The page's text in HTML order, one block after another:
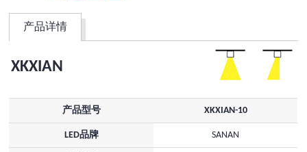
产品详情
XKXIAN
产品型号 XKXIAN-10
LED品牌 SANAN